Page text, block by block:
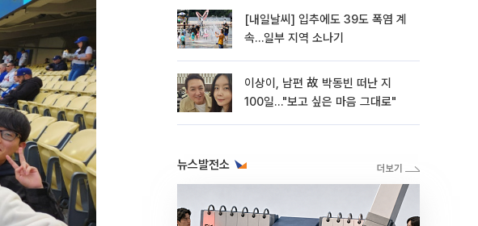
[내일날씨] 입추에도 39도 폭염 계
속…일부 지역 소나기
이상이, 남편 故 박동빈 떠난 지
100일…"보고 싶은 마음 그대로"
뉴스발전소